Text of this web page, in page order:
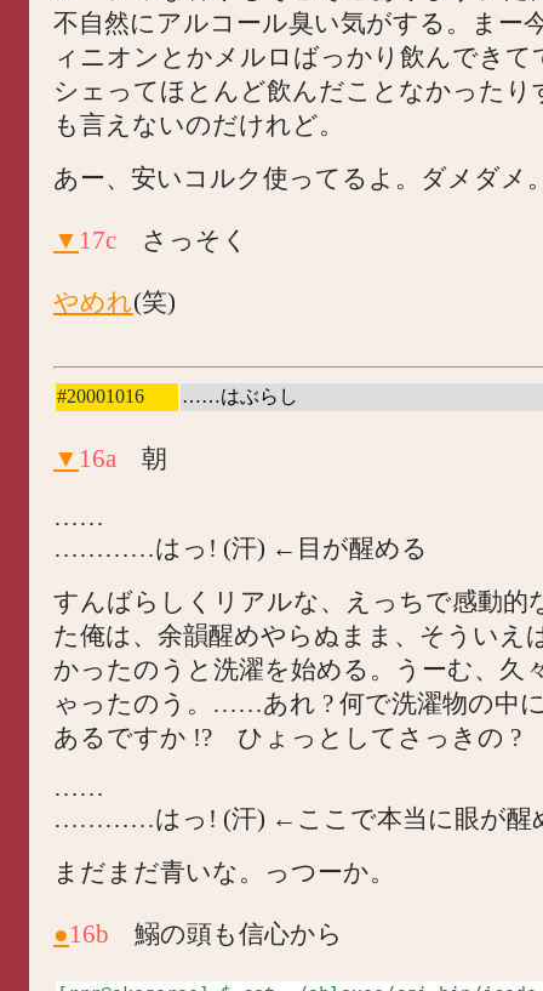
不自然にアルコール臭い気がする。まー
ィニオンとかメルロばっかり飲んできて
シェってほとんど飲んだことなかったり
も言えないのだけれど。
あー、安いコルク使ってるよ。ダメダメ
▼ 17c さっそく
やめれ(笑)
#20001016 ……はぶらし
▼ 16a 朝
……
…………はっ! (汗) ←目が醒める
すんばらしくリアルな、えっちで感動的
た俺は、余韻醒めやらぬまま、そういえ
かったのうと洗濯を始める。うーむ、久
ゃったのう。……あれ ? 何で洗濯物の中
あるですか !? ひょっとしてさっきの ?
……
…………はっ! (汗) ←ここで本当に眼が醒
まだまだ青いな。っつーか。
●16b 鰯の頭も信心から